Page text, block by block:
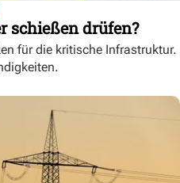
schießen drüfen?
für die kritische Infrastruktur.